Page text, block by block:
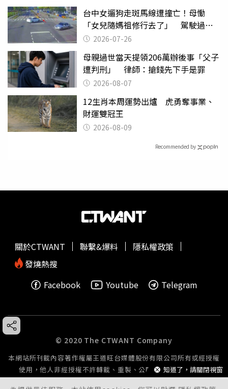
台中女遛狗走斑馬線遭撞亡！母慟
「女兒隨媽祖修行去了」 駕駛過失
致死判9月
2026-07-26
母親過世當天提領206萬辦後事「父子
遭判刑」 律師：搶錢先下手是罪
2026-08-07
12生肖本周運勢出爐 虎勇奪事業、
財運雙冠王
2026-08-09
Recommended by
知道了，請關閉視窗
關於CTWANT 聯繫&爆料
隱私權政策
發燒熱搜
Facebook
Youtube Telegram
© 2020 The CTWANT Company
本網站所刊載內容著作權屬王道旺台媒體股份有限公司所有或經授權
使用，他人非經授權不許轉載、重製、公開播送或公開傳輸。